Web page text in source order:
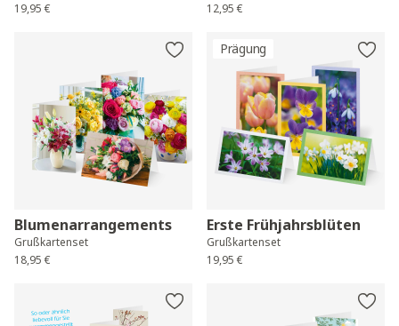
19,95 €
12,95 €
Blumenarrangements
Grußkartenset
18,95 €
Prägung
Erste Frühjahrsblüten
Grußkartenset
19,95 €